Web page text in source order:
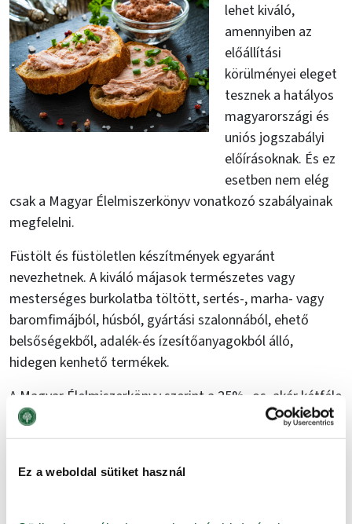
Ez a weboldal sütiket használ
lehet kiváló,
amennyiben az
előállítási
körülményei eleget
tesznek a hatályos
magyarországi és
uniós jogszabályi
előírásoknak. És ez
esetben nem elég
csak a Magyar Élelmiszerkönyv vonatkozó szabályainak
megfelelni.
Füstölt és füstöletlen készítmények egyaránt
nevezhetnek. A kiváló májasok természetes vagy
mesterséges burkolatba töltött, sertés-, marha- vagy
baromfimájból, húsból, gyártási szalonnából, ehető
belsőségekből, adalék-és ízesítőanyagokból álló,
hidegen kenhető termékek.
A Magyar Élelmiszerkönyv szerint a 25% -os, akár kétféle
állatból származó májtartalom már elég ahhoz, hogy
egy terméket májasnak nevezzünk. Ezzel szemben a
tartalmaznia, amely egy állatból származik. Kivétel a